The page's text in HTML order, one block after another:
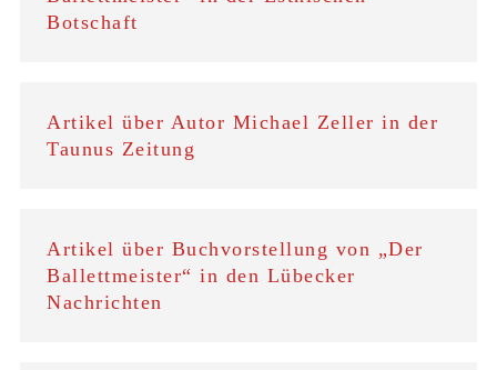
Botschaft
Artikel über Autor Michael Zeller in der
Taunus Zeitung
Artikel über Buchvorstellung von „Der
Ballettmeister“ in den Lübecker
Nachrichten